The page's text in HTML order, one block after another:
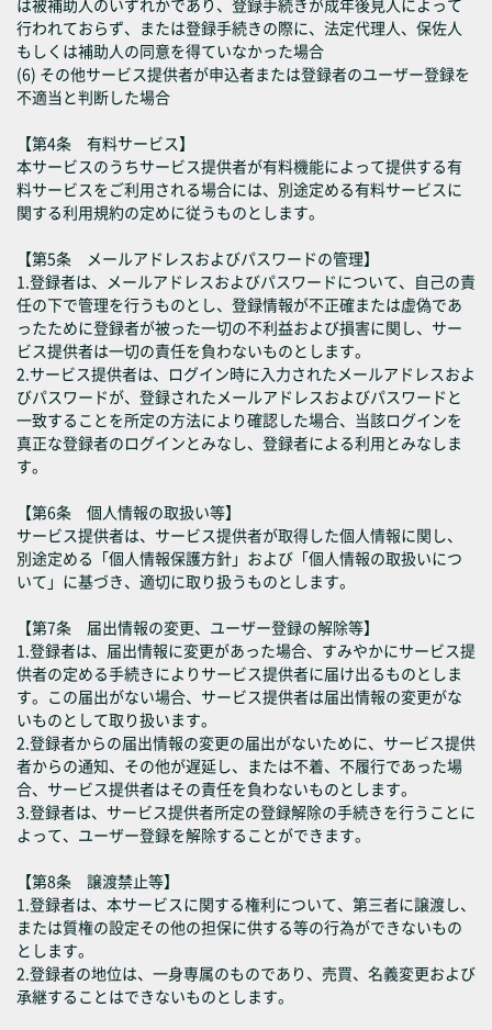
は被補助人のいずれかであり、登録手続きが成年後見人によって
行われておらず、または登録手続きの際に、法定代理人、保佐人
もしくは補助人の同意を得ていなかった場合
(6) その他サービス提供者が申込者または登録者のユーザー登録を
不適当と判断した場合
【第4条 有料サービス】
本サービスのうちサービス提供者が有料機能によって提供する有
料サービスをご利用される場合には、別途定める有料サービスに
関する利用規約の定めに従うものとします。
【第5条 メールアドレスおよびパスワードの管理】
1.登録者は、メールアドレスおよびパスワードについて、自己の責
任の下で管理を行うものとし、登録情報が不正確または虚偽であ
ったために登録者が被った一切の不利益および損害に関し、サー
ビス提供者は一切の責任を負わないものとします。
2.サービス提供者は、ログイン時に入力されたメールアドレスおよ
びパスワードが、登録されたメールアドレスおよびパスワードと
一致することを所定の方法により確認した場合、当該ログインを
真正な登録者のログインとみなし、登録者による利用とみなしま
す。
【第6条 個人情報の取扱い等】
サービス提供者は、サービス提供者が取得した個人情報に関し、
別途定める「個人情報保護方針」および「個人情報の取扱いにつ
いて」に基づき、適切に取り扱うものとします。
【第7条 届出情報の変更、ユーザー登録の解除等】
1.登録者は、届出情報に変更があった場合、すみやかにサービス提
供者の定める手続きによりサービス提供者に届け出るものとしま
す。この届出がない場合、サービス提供者は届出情報の変更がな
いものとして取り扱います。
2.登録者からの届出情報の変更の届出がないために、サービス提供
者からの通知、その他が遅延し、または不着、不履行であった場
合、サービス提供者はその責任を負わないものとします。
3.登録者は、サービス提供者所定の登録解除の手続きを行うことに
よって、ユーザー登録を解除することができます。
【第8条 譲渡禁止等】
1.登録者は、本サービスに関する権利について、第三者に譲渡し、
または質権の設定その他の担保に供する等の行為ができないもの
とします。
2.登録者の地位は、一身専属のものであり、売買、名義変更および
承継することはできないものとします。